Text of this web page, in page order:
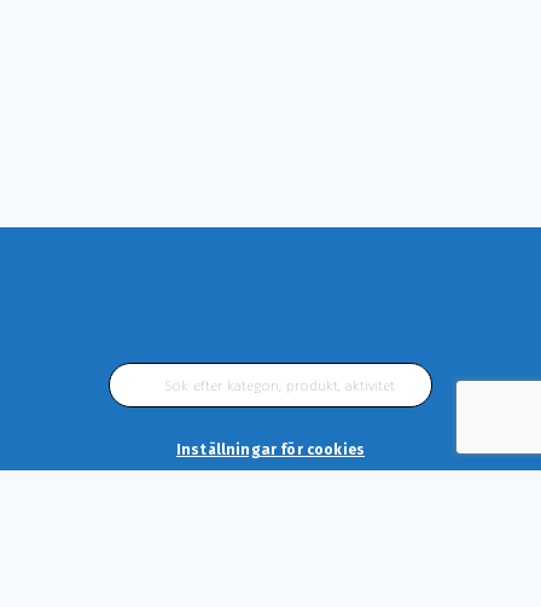
Inställningar för cookies